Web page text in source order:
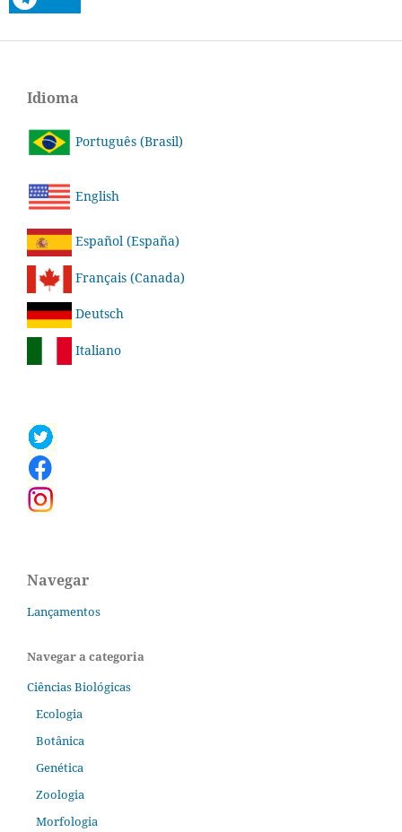
Idioma
Português (Brasil)
English
Español (España)
Français (Canada)
Deutsch
Italiano
Navegar
Lançamentos
Navegar a categoria
Ciências Biológicas
Ecologia
Botânica
Genética
Zoologia
Morfologia